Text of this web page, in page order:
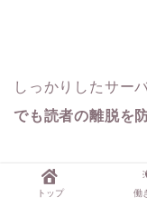
しっかりしたサー
でも読者の離脱を
実はブログが読ま
したところが大き
トップ 働